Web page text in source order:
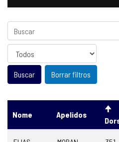
Sexo
Borrar filtros
Nome Apelidos